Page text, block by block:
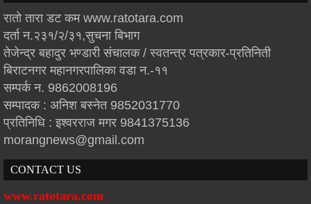
रातो तारा डट कम www.ratotara.com
दर्ता न.२३१/२/३१,सुचना बिभाग
तेजेन्द्र बहादुर भण्डारी संचालक / स्वतन्त्र पत्रकार-प्रतिनिती
बिराटनगर महानगरपालिका वडा न.-११
सम्पर्क न. 9862008196
सम्पादक : अनिश बस्नेत 9852031770
प्रतिनिधि : इश्वरराज मगर 9841375136
morangnews@gmail.com
CONTACT US
www.ratotara.com